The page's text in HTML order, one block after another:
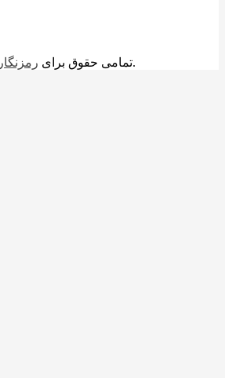
© تمامی حقوق برای رمزنگار 24 محفوظ می باشد.